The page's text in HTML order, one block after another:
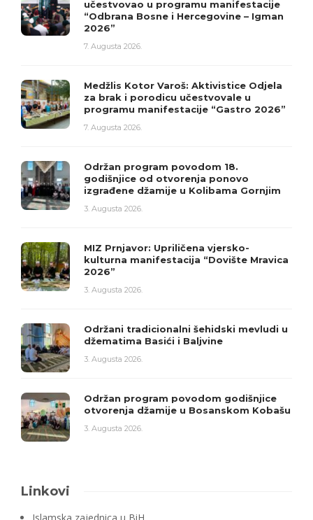
učestvovao u programu manifestacije
“Odbrana Bosne i Hercegovine – Igman
2026”
7. Augusta 2026.
Medžlis Kotor Varoš: Aktivistice Odjela
za brak i porodicu učestvovale u
programu manifestacije “Gastro 2026”
7. Augusta 2026.
Održan program povodom 18.
godišnjice od otvorenja ponovo
izgrađene džamije u Kolibama Gornjim
3. Augusta 2026.
MIZ Prnjavor: Upriličena vjersko-
kulturna manifestacija “Dovište Mravica
2026”
3. Augusta 2026.
Održani tradicionalni šehidski mevludi u
džematima Basići i Baljvine
3. Augusta 2026.
Održan program povodom godišnjice
otvorenja džamije u Bosanskom Kobašu
3. Augusta 2026.
Linkovi